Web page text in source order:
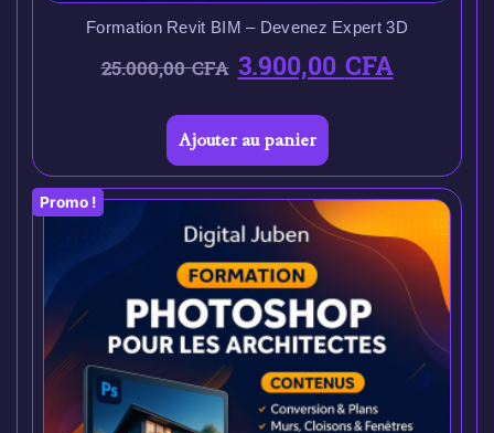
Formation Revit BIM – Devenez Expert 3D
25.000,00CFA 3.900,00CFA
Ajouter au panier
Promo !